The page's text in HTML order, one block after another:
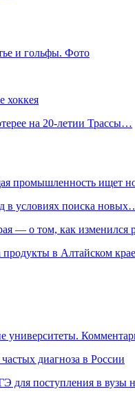
и гольфы. Фото
хоккея
на 20-летии Трассы…
промышленность ищет
в условиях поиска
— о том, как изменился
в Алтайском
университеты.
диагноза в России
для поступления в вузы